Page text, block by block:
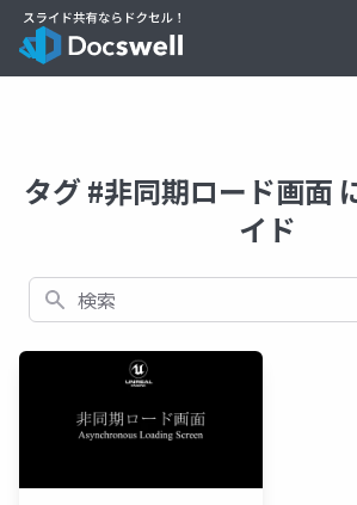
タグ #非同期ロード画面
イド
検索